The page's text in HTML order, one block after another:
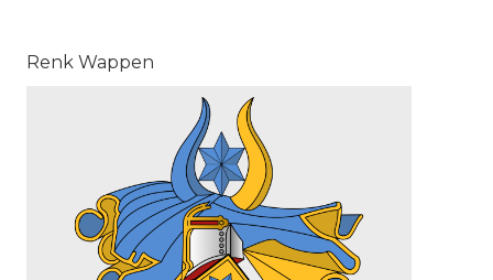
Renk Wappen